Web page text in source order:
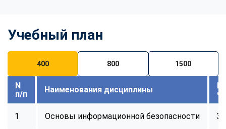
Учебный план
400 800 1500
N
п/п
Наименования дисциплины
1 Основы информационной безопасности 32